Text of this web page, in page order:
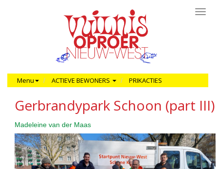
Menu ACTIEVE BEWONERS PRIKACTIES
Gerbrandypark Schoon (part III)
Madeleine van der Maas